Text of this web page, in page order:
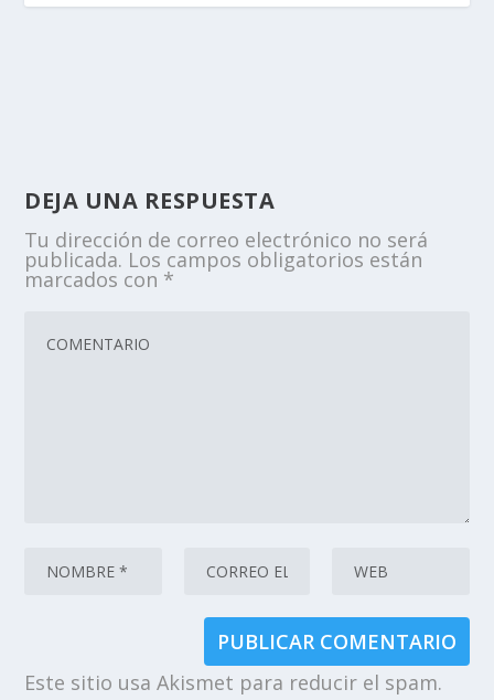
DEJA UNA RESPUESTA
Tu dirección de correo electrónico no será
publicada. Los campos obligatorios están
marcados con *
Este sitio usa Akismet para reducir el spam.